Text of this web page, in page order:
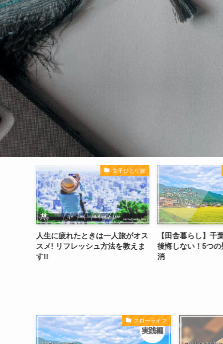
女子ひとり旅
人生に疲れたときは一人旅がオス
スメ! リフレッシュ方法を教えま
す!!
【田舎暮らし】千
後悔しない！5つ
消
スローライフ